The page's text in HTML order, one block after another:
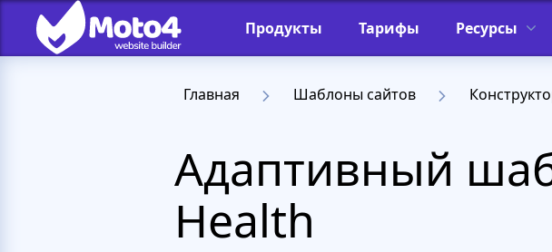
Продукты Тарифы Ресурсы
Главная Шаблоны сайтов
Адаптивный
Health